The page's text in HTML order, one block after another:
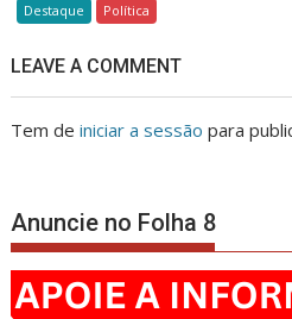
Destaque Política
LEAVE A COMMENT
Tem deiniciar a sessão para
Anuncie no Folha 8